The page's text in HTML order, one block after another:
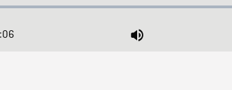
Duration Mute